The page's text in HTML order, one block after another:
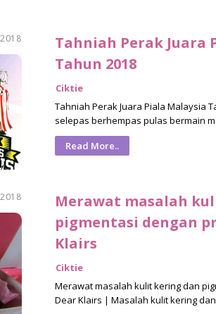
Tahniah Perak Juara
Tahun 2018
Ciktie
Tahniah Perak Juara Piala Malaysia
selepas berhempas pulas bermain
Read More..
Merawat masalah
pigmentasi dengan
Klairs
Ciktie
Merawat masalah kulit kering dan
Dear Klairs | Masalah kulit kering